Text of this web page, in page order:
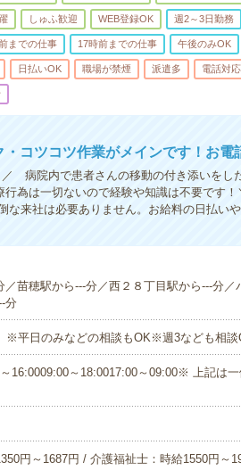
しゅふ歓迎 WEB登録OK 週2～3日勤務
までの仕事 17時前までの仕事 午後のみOK
日払いOK 職場が禁煙 派遣多 電話対
コツコツ作業がメインです！お電
病院内で患者さんの移動の付き添いをし
為は一切ないので経験や知識は不要です
来社は必要ありません。お給料の日払い
／苗穂駅から---分／西２８丁目駅から---分
分
※平日のみなどの相談もOK※週3なども相談
～16:0009:00～18:0017:00～09:00※ 上記は
円～1687円 / 介護福祉士：時給1550円～